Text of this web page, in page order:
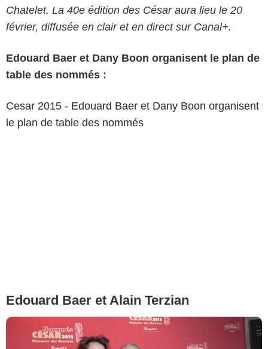
Chatelet. La 40e édition des César aura lieu le 20
février, diffusée en clair et en direct sur Canal+.
Edouard Baer et Dany Boon organisent le plan de
table des nommés :
Cesar 2015 - Edouard Baer et Dany Boon organisent
le plan de table des nommés
Edouard Baer et Alain Terzian